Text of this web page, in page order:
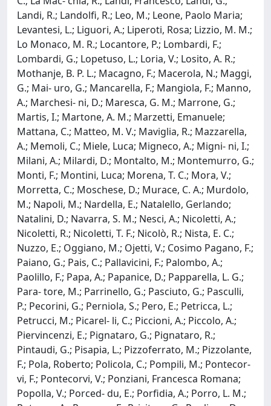
Landi, R.; Landolfi, R.; Leo, M.; Leone, Paolo Maria;
Levantesi, L.; Liguori, A.; Liperoti, Rosa; Lizzio, M. M.;
Lo Monaco, M. R.; Locantore, P.; Lombardi, F.;
Lombardi, G.; Lopetuso, L.; Loria, V.; Losito, A. R.;
Mothanje, B. P. L.; Macagno, F.; Macerola, N.; Maggi,
G.; Mai- uro, G.; Mancarella, F.; Mangiola, F.; Manno,
A.; Marchesi- ni, D.; Maresca, G. M.; Marrone, G.;
Martis, I.; Martone, A. M.; Marzetti, Emanuele;
Mattana, C.; Matteo, M. V.; Maviglia, R.; Mazzarella,
A.; Memoli, C.; Miele, Luca; Migneco, A.; Migni- ni, I.;
Milani, A.; Milardi, D.; Montalto, M.; Montemurro, G.;
Monti, F.; Montini, Luca; Morena, T. C.; Mora, V.;
Morretta, C.; Moschese, D.; Murace, C. A.; Murdolo,
M.; Napoli, M.; Nardella, E.; Natalello, Gerlando;
Natalini, D.; Navarra, S. M.; Nesci, A.; Nicoletti, A.;
Nicoletti, R.; Nicoletti, T. F.; Nicolò, R.; Nista, E. C.;
Nuzzo, E.; Oggiano, M.; Ojetti, V.; Cosimo Pagano, F.;
Paiano, G.; Pais, C.; Pallavicini, F.; Palombo, A.;
Paolillo, F.; Papa, A.; Papanice, D.; Papparella, L. G.;
Para- tore, M.; Parrinello, G.; Pasciuto, G.; Pasculli,
P.; Pecorini, G.; Perniola, S.; Pero, E.; Petricca, L.;
Petrucci, M.; Picarel- li, C.; Piccioni, A.; Piccolo, A.;
Piervincenzi, E.; Pignataro, G.; Pignataro, R.;
Pintaudi, G.; Pisapia, L.; Pizzoferrato, M.; Pizzolante,
F.; Pola, Roberto; Policola, C.; Pompili, M.; Pontecor-
vi, F.; Pontecorvi, V.; Ponziani, Francesca Romana;
Popolla, V.; Porced- du, E.; Porfidia, A.; Porro, L. M.;